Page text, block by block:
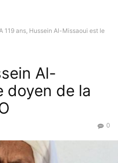
119 ans, Hussein Al-Missaoui est le
Al-
doyen de la
0